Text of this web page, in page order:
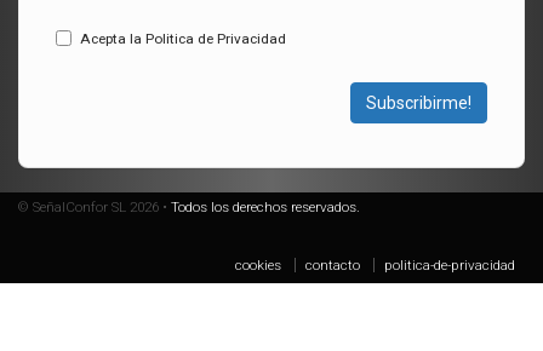
Acepta la Politica de Privacidad
Subscribirme!
© SeñalConfor SL 2026 • Todos los derechos reservados.
cookies contacto politica-de-privacidad